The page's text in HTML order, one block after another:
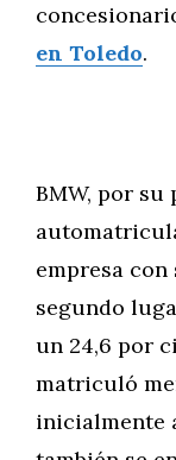
en Toledo.
BMW, por su
empresa
segundo
un 24,6 por
matriculó
inicialmente